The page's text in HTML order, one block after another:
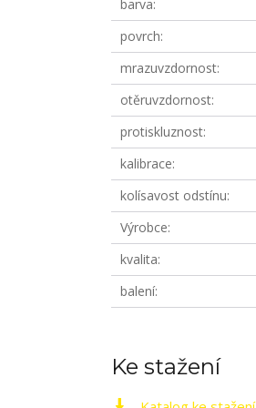
barva
povrch
mrazuvzdornost
otěruvzdornost
protiskluznost
kalibrace
kolísavost odstínu
Výrobce
kvalita
balení
Ke stažení